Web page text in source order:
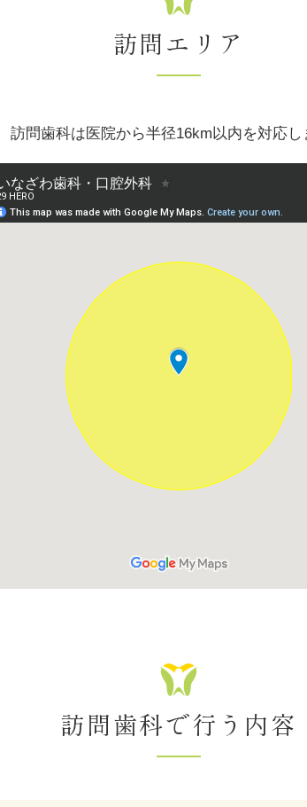
訪問エリア
訪問歯科は医院から半径16km以内を対応し
訪問歯科で行う内容